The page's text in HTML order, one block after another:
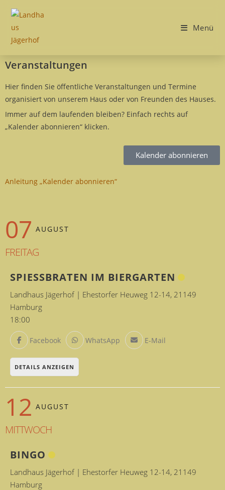
Menü
Veranstaltungen
Hier finden Sie öffentliche Veranstaltungen und Termine
organisiert von unserem Haus oder von Freunden des Hauses.
Immer auf dem laufenden bleiben? Einfach rechts auf
„Kalender abonnieren“ klicken.
Kalender abonnieren
Anleitung „Kalender abonnieren“
07 AUGUST
FREITAG
SPIESSBRATEN IM BIERGARTEN
Landhaus Jägerhof | Ehestorfer Heuweg 12-14, 21149
Hamburg
18:00
Facebook WhatsApp E-Mail
DETAILS ANZEIGEN
12 AUGUST
MITTWOCH
BINGO
Landhaus Jägerhof | Ehestorfer Heuweg 12-14, 21149
Hamburg